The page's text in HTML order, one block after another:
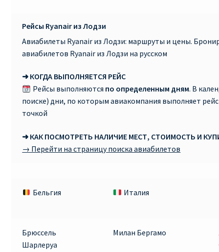
Рейсы Ryanair из Лодзи
Авиабилеты Ryanair из Лодзи: маршруты и цены.
авиабилетов Ryanair из Лодзи на русском
➜ КОГДА ВЫПОЛНЯЕТСЯ РЕЙС
Рейсы выполняются по определенным дням. В
поиске) дни, по которым авиакомпания выполняет
точкой
➜ КАК ПОСМОТРЕТЬ НАЛИЧИЕ МЕСТ, СТОИМОСТЬ И
→ Перейти на страницу поиска авиабилетов
Бельгия
Италия
Брюссель
Шарлеруа
Милан Бергамо